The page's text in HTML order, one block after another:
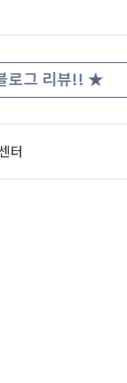
그 리뷰!! ★
터